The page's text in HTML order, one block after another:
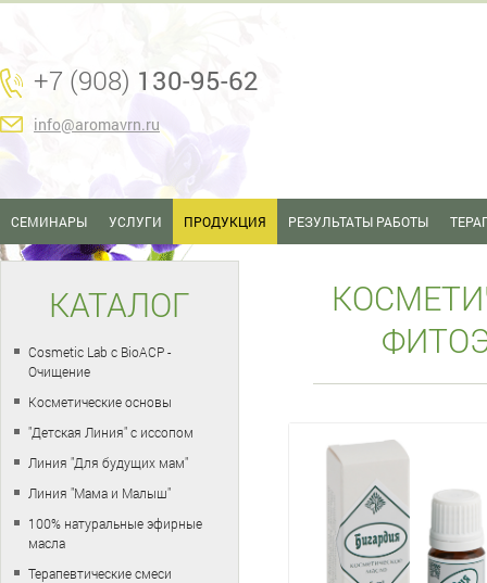
+7 (908) 130-95-62
info@aromavrn.ru
СЕМИНАРЫ УСЛУГИ ПРОДУКЦИЯ РЕЗУЛЬТАТЫ РАБОТЫ
КАТАЛОГ
Cosmetic Lab с BioACP -
Очищение
Косметические основы
"Детская Линия" с иссопом
Линия "Для будущих мам"
Линия "Мама и Малыш"
100% натуральные эфирные
масла
Терапевтические смеси